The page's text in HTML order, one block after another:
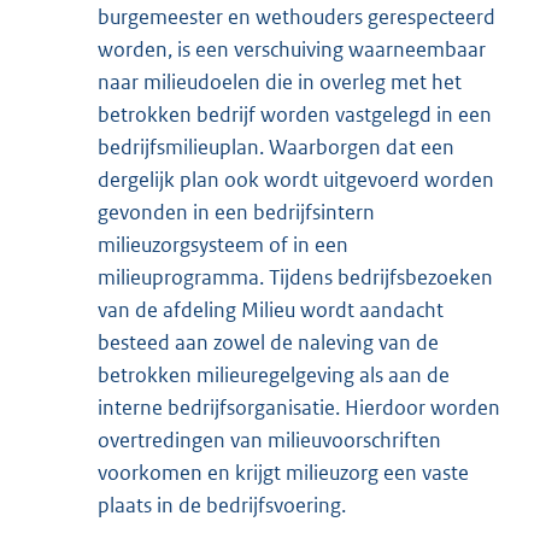
burgemeester en wethouders gerespecteerd
worden, is een verschuiving waarneembaar
naar milieudoelen die in overleg met het
betrokken bedrijf worden vastgelegd in een
bedrijfsmilieuplan. Waarborgen dat een
dergelijk plan ook wordt uitgevoerd worden
gevonden in een bedrijfsintern
milieuzorgsysteem of in een
milieuprogramma. Tijdens bedrijfsbezoeken
van de afdeling Milieu wordt aandacht
besteed aan zowel de naleving van de
betrokken milieuregelgeving als aan de
interne bedrijfsorganisatie. Hierdoor worden
overtredingen van milieuvoorschriften
voorkomen en krijgt milieuzorg een vaste
plaats in de bedrijfsvoering.